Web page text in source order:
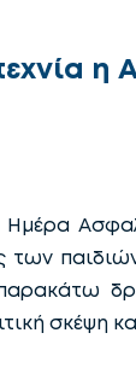
η
παιδιών
σκέψη